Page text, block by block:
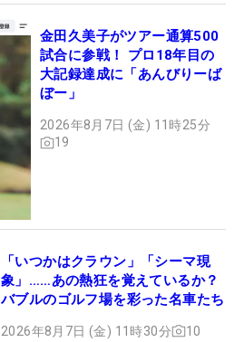
金田久美子がツアー通算500
試合に参戦！ プロ18年目の
大記録達成に「あんびりーば
ぼー」
2026年8月7日 (金) 11時25分
19
「いつかはクラウン」「シーマ現
象」……あの熱狂を覚えているか？
バブルのゴルフ場を彩った名車たち
2026年8月7日 (金) 11時30分 10